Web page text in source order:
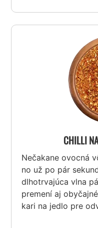
CHILLI
Nečakane ovocná
no už po pár
dlhotrvajúca vlna
premení aj
kari na jedlo pre